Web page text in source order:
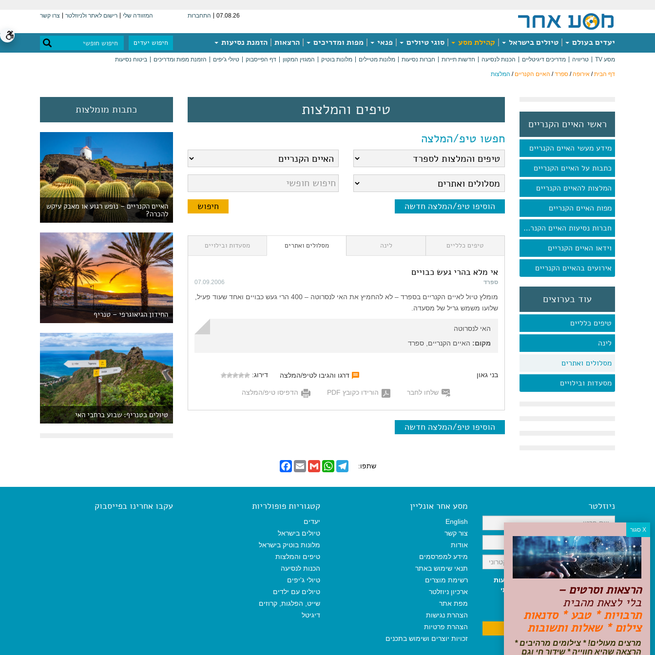
07.08.26 התחברות המזוודה שלי רישום לאתר ולניוזלטר צרו קשר
יעדים בעולם טיולים בישראל קהילת מסע סוגי טיולים פנאי מפות ומדריכים הרצאות הזמנת נסיעות חיפוש יעדים
מסע TV טריוויה מדריכים דיגיטליים הכנות לנסיעה חדשות תיירות חברות נסיעות מלונות מטיילים מלונות בוטיק המגזין המקוון דף הפייסבוק טיולי ג'יפים הזמנת מפות ומדריכים ביטוח נסיעות
דף הבית/ אירופה/ ספרד/ האיים הקנריים / המלצות
ראשי האיים הקנריים
מידע מעשי האיים הקנריים
כתבות על האיים הקנריים
המלצות להאיים הקנריים
מפות האיים הקנריים
חברות נסיעות האיים הקנריים
וידאו האיים הקנריים
אירועים בהאיים הקנריים
עוד בערוצים
טיפים כלליים
לינה
מסלולים ואתרים
מסעדות ובילויים
טיפים והמלצות
חפשו טיפ/המלצה
הוסיפו טיפ/המלצה חדשה
טיפים כלליים לינה מסלולים ואתרים מסעדות ובילויים
אי מלא בהרי געש כבויים
ספרד 07.09.2006
מומלץ טיול לאיים הקנריים בספרד – לא להחמיץ את האי לנסרוטה – 400 הרי געש כבויים ואחד שעוד פעיל,
שלועו משמש גריל של מסעדה.
האי לנסרוטה
מקום: האיים הקנריים, ספרד
בני גאון דרגו והגיבו לטיפ/המלצה דירוג:
שלחו לחבר הורידו כקובץ PDF הדפיסו טיפ/המלצה
הוסיפו טיפ/המלצה חדשה
כתבות מומלצות
האיים הקנריים – נופש רגוע או מאבק עיקש
להכרה?
החידון הגיאוגרפי – טנריף
טיולים בטנריף: שבוע ברחבי האי
שתפו:
F
a
e
o
o
E
m
i
G
m
i
W
h
t
T
e
e
ניוזלטר
אני מאשר/ת קבלת ניוזלטר והודעות
שיווקיות, ומאשר/ת כי קראתי והסכמתי
לתקנון האתר ולמדיניות הפרטיות
ניתן לבטל את ההרשמה בכל עת
מסע אחר אונליין
English
צור קשר
אודות
מידע למפרסמים
תנאי שימוש באתר
רשימת מוצרים
ארכיון ניוזלטר
מפת אתר
הצהרת נגישות
הצהרת פרטיות
זכויות יוצרים ושימוש בתכנים
קטגוריות פופולריות
יעדים
טיולים בישראל
מלונות בוטיק בישראל
טיפים והמלצות
הכנות לנסיעה
טיולי ג'יפים
טיולים עם ילדים
שייט, הפלגות, קרוזים
דיגיטל
עקבו אחרינו בפייסבוק
הרצאות וסרטים –
בלי לצאת מהבית
תרבויות * טבע * סדנאות
צילום * שאלות ותשובות
מרצים מעולים! * צילומים מרהיבים *
הרצאה שהיא חווייה * שידור חי וגם